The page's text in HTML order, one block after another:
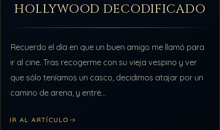
HOLLYWOOD DECODIFICADO
Recuerdo el día en que un buen amigo me llamó para
ir al cine. Tras recogerme con su vieja vespino y ver
que sólo teníamos un casco, decidimos atajar por un
camino de arena, y entre…
IR AL ARTÍCULO